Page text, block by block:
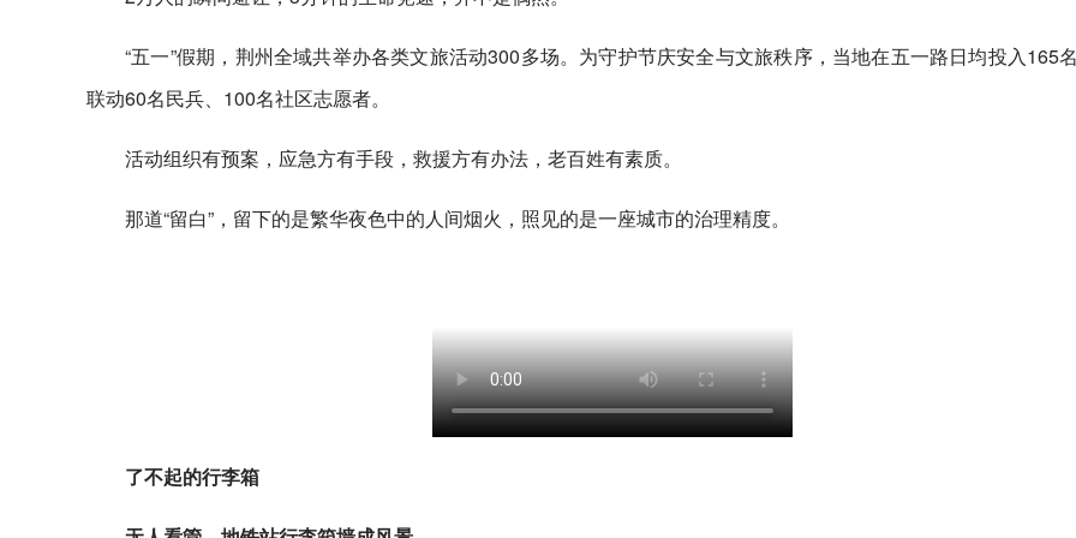
“五一”假期，荆州全域共举办各类文旅活动300多场。为守护节庆安全与文旅秩序，当地在五一路日均投入165
联动60名民兵、100名社区志愿者。
活动组织有预案，应急方有手段，救援方有办法，老百姓有素质。
那道“留白”，留下的是繁华夜色中的人间烟火，照见的是一座城市的治理精度。
了不起的行李箱